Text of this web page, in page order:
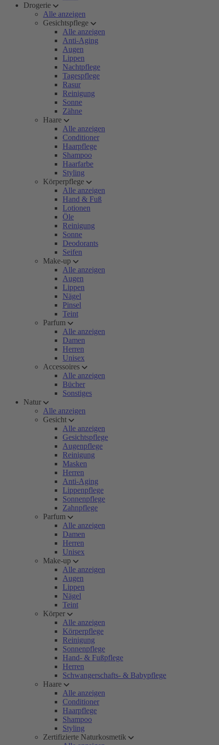
Drogerie
Alle anzeigen
Gesichtspflege
Alle anzeigen
Anti-Aging
Augen
Lippen
Nachtpflege
Tagespflege
Rasur
Reinigung
Sonne
Zähne
Haare
Alle anzeigen
Conditioner
Haarpflege
Shampoo
Haarfarbe
Styling
Körperpflege
Alle anzeigen
Hand & Fuß
Lotionen
Öle
Reinigung
Sonne
Deodorants
Seifen
Make-up
Alle anzeigen
Augen
Lippen
Nägel
Pinsel
Teint
Parfum
Alle anzeigen
Damen
Herren
Unisex
Accessoires
Alle anzeigen
Bücher
Sonstiges
Natur
Alle anzeigen
Gesicht
Alle anzeigen
Gesichtspflege
Augenpflege
Reinigung
Masken
Herren
Anti-Aging
Lippenpflege
Sonnenpflege
Zahnpflege
Parfum
Alle anzeigen
Damen
Herren
Unisex
Make-up
Alle anzeigen
Augen
Lippen
Nägel
Teint
Körper
Alle anzeigen
Körperpflege
Reinigung
Sonnenpflege
Hand- & Fußpflege
Herren
Schwangerschafts- & Babypflege
Haare
Alle anzeigen
Conditioner
Haarpflege
Shampoo
Styling
Zertifizierte Naturkosmetik